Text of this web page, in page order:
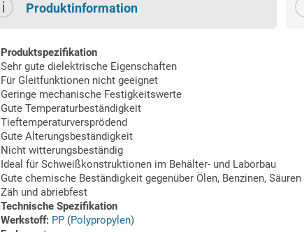
Produktinformation
Produktspezifikation
Sehr gute dielektrische Eigenschaften
Für Gleitfunktionen nicht geeignet
Geringe mechanische Festigkeitswerte
Gute Temperaturbeständigkeit
Tieftemperaturversprödend
Gute Alterungsbeständigkeit
Nicht witterungsbeständig
Ideal für Schweißkonstruktionen im Behälter- und Laborbau
Gute chemische Beständigkeit gegenüber Ölen, Benzinen, Säuren
Zäh und abriebfest
Technische Spezifikation
Werkstoff: PP (Polypropylen)